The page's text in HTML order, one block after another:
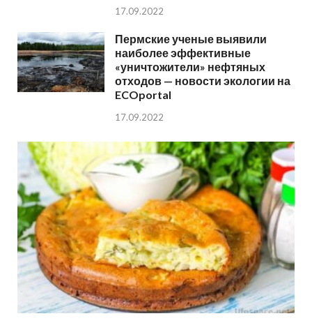
17.09.2022
Пермские ученые выявили
наиболее эффективные
«уничтожители» нефтяных
отходов — новости экологии на
ECOportal
17.09.2022